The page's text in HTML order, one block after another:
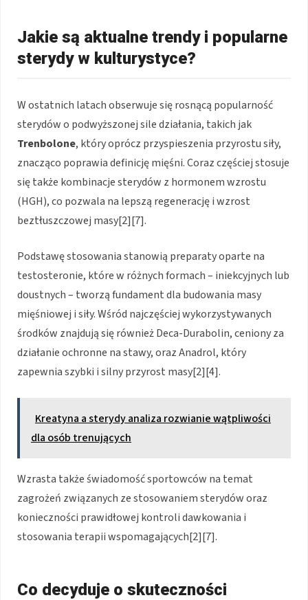
Jakie są aktualne trendy i popularne
sterydy w kulturystyce?
W ostatnich latach obserwuje się rosnącą popularność
sterydów o podwyższonej sile działania, takich jak
Trenbolone, który oprócz przyspieszenia przyrostu siły,
znacząco poprawia definicję mięśni. Coraz częściej stosuje
się także kombinacje sterydów z hormonem wzrostu
(HGH), co pozwala na lepszą regenerację i wzrost
beztłuszczowej masy[2][7].
Podstawę stosowania stanowią preparaty oparte na
testosteronie, które w różnych formach – iniekcyjnych lub
doustnych – tworzą fundament dla budowania masy
mięśniowej i siły. Wśród najczęściej wykorzystywanych
środków znajdują się również Deca-Durabolin, ceniony za
działanie ochronne na stawy, oraz Anadrol, który
zapewnia szybki i silny przyrost masy[2][4].
Kreatyna a sterydy analiza rozwianie wątpliwości
dla osób trenujących
Wzrasta także świadomość sportowców na temat
zagrożeń związanych ze stosowaniem sterydów oraz
konieczności prawidłowej kontroli dawkowania i
stosowania terapii wspomagających[2][7].
Co decyduje o skuteczności